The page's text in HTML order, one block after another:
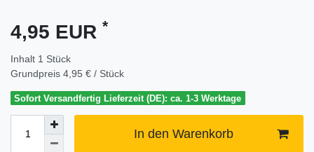
4,95 EUR *
Inhalt 1 Stück
Grundpreis 4,95 € / Stück
Sofort Versandfertig Lieferzeit (DE): ca. 1-3 Werktage
In den Warenkorb